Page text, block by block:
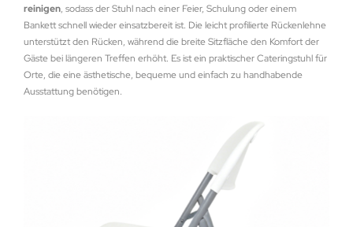
reinigen, sodass der Stuhl nach einer Feier, Schulung oder einem
Bankett schnell wieder einsatzbereit ist. Die leicht profilierte Rückenlehne
unterstützt den Rücken, während die breite Sitzfläche den Komfort der
Gäste bei längeren Treffen erhöht. Es ist ein praktischer Cateringstuhl für
Orte, die eine ästhetische, bequeme und einfach zu handhabende
Ausstattung benötigen.